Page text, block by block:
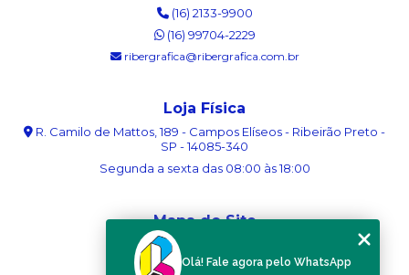
(16) 2133-9900
(16) 99704-2229
ribergrafica@ribergrafica.com.br
Loja Física
R. Camilo de Mattos, 189 - Campos Elíseos - Ribeirão Preto -
SP - 14085-340
Segunda a sexta das 08:00 às 18:00
Mapa do Site
Sobre nós
Olá! Fale agora pelo WhatsApp